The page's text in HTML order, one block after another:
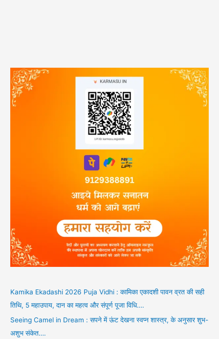
Kamika Ekadashi 2026 Puja Vidhi : कामिका एकादशी पावन व्रत की सही
तिथि, 5 महाउपाय, दान का महत्व और संपूर्ण पूजा विधि….
Seeing Camel in Dream : सपने में ऊंट देखना स्वप्न शास्त्र, के अनुसार शुभ-
अशुभ संकेत….